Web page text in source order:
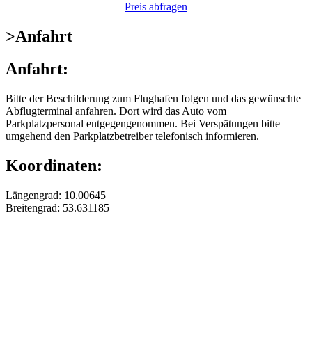
Preis abfragen
>Anfahrt
Anfahrt:
Bitte der Beschilderung zum Flughafen folgen und das gewünschte
Abflugterminal anfahren. Dort wird das Auto vom
Parkplatzpersonal entgegengenommen. Bei Verspätungen bitte
umgehend den Parkplatzbetreiber telefonisch informieren.
Koordinaten:
Längengrad: 10.00645
Breitengrad: 53.631185